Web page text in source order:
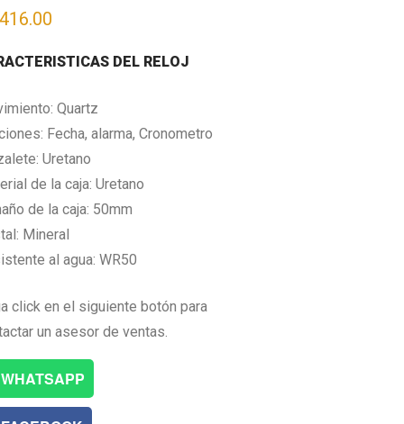
DEL RELOJ
Quartz
Fecha, alarma, Cronometro
Uretano
de la caja: Uretano
de la caja: 50mm
Mineral
al agua: WR50
click en el siguiente botón para
un asesor de ventas.